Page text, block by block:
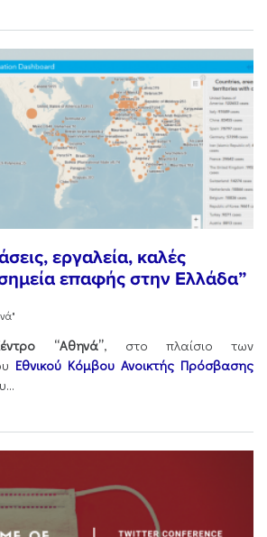
εργαλεία, καλές
επαφής στην Ελλάδα”
“Αθηνά”, στο πλαίσιο των
Εθνικού Κόμβου Ανοικτής Πρόσβασης